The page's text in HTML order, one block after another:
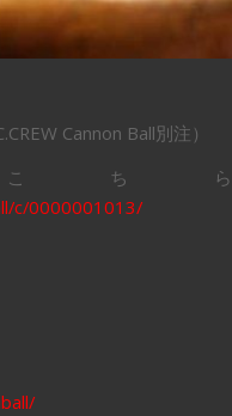
Cannon Ball別注）
ちら
c/0000001013/